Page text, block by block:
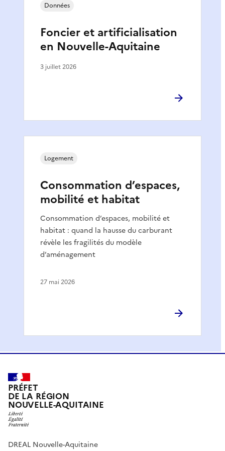
Foncier et artificialisation
en Nouvelle-Aquitaine
Données
3 juillet 2026
Consommation d’espaces,
mobilité et habitat
Consommation d’espaces, mobilité et
habitat : quand la hausse du carburant
révèle les fragilités du modèle
d’aménagement
Logement
27 mai 2026
PRÉFET
DE LA RÉGION
NOUVELLE-AQUITAINE
DREAL Nouvelle-Aquitaine